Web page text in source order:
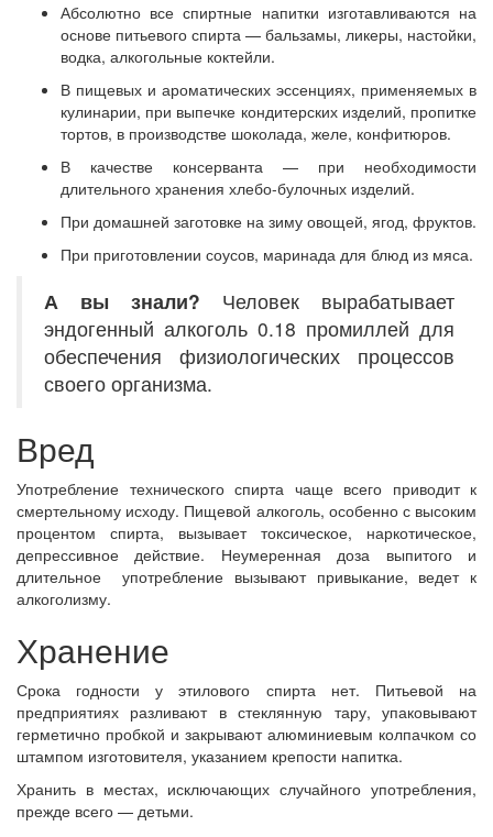
Абсолютно все спиртные напитки изготавливаются на
основе питьевого спирта — бальзамы, ликеры, настойки,
водка, алкогольные коктейли.
В пищевых и ароматических эссенциях, применяемых в
кулинарии, при выпечке кондитерских изделий, пропитке
тортов, в производстве шоколада, желе, конфитюров.
В качестве консерванта — при необходимости
длительного хранения хлебо-булочных изделий.
При домашней заготовке на зиму овощей, ягод, фруктов.
При приготовлении соусов, маринада для блюд из мяса.
А вы знали? Человек вырабатывает
эндогенный алкоголь 0.18 промиллей для
обеспечения физиологических процессов
своего организма.
Вред
Употребление технического спирта чаще всего приводит к
смертельному исходу. Пищевой алкоголь, особенно с высоким
процентом спирта, вызывает токсическое, наркотическое,
депрессивное действие. Неумеренная доза выпитого и
длительное употребление вызывают привыкание, ведет к
алкоголизму.
Хранение
Срока годности у этилового спирта нет. Питьевой на
предприятиях разливают в стеклянную тару, упаковывают
герметично пробкой и закрывают алюминиевым колпачком со
штампом изготовителя, указанием крепости напитка.
Хранить в местах, исключающих случайного употребления,
прежде всего — детьми.